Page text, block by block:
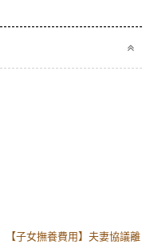
子女撫養費用】夫妻協議離